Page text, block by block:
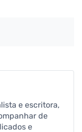
e escritora,
de
e